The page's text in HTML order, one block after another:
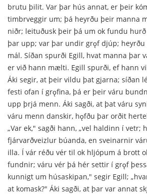
brutu þilit. Var þar hús annat, er þeir
timbrveggir um; þá heyrðu þeir manna
niðr; leituðusk þeir þá um ok fundu
þar upp; var þar undir grǫf djúp;
mál. Síðan spurði Egill, hvat manna þar
er við hann mælti. Egill spurði, ef hann
Áki segir, at þeir vildu þat gjarna; síðan
festi ofan í grǫfina, þá er þeir váru
upp þrjá menn. Áki sagði, at þat váru
váru menn danskir, hǫfðu þar orðit
„Var ek," sagði hann, „vel haldinn í vetr;
fjárvarðveizlur búanda, en sveinarnir
illa. Í vár réðu vér til ok hljópum á brott
fundnir; váru vér þá hér settir í grǫf
kunnigt um húsaskipan," segir Egill;
at komask?" Áki sagði, at þar var annat